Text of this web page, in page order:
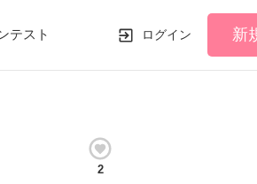
テスト ログイン 新
2